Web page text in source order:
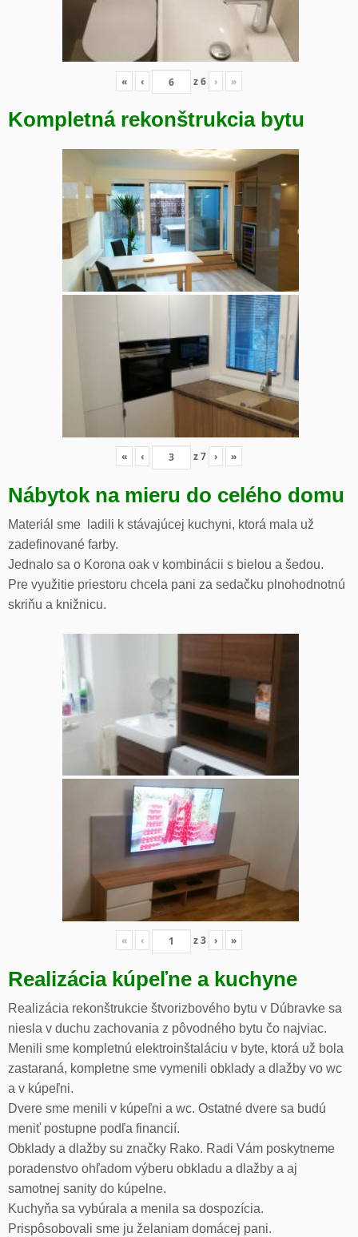
« ‹ z6 › »
Kompletná rekonštrukcia bytu
« ‹ z7 › »
Nábytok na mieru do celého domu
Materiál sme ladili k stávajúcej kuchyni, ktorá mala už
zadefinované farby.
Jednalo sa o Korona oak v kombinácii s bielou a šedou.
Pre využitie priestoru chcela pani za sedačku plnohodnotnú
skriňu a knižnicu.
« ‹ z3 › »
Realizácia kúpeľne a kuchyne
Realizácia rekonštrukcie štvorizbového bytu v Dúbravke sa
niesla v duchu zachovania z pôvodného bytu čo najviac.
Menili sme kompletnú elektroinštaláciu v byte, ktorá už bola
zastaraná, kompletne sme vymenili obklady a dlažby vo wc
a v kúpeľni.
Dvere sme menili v kúpeľni a wc. Ostatné dvere sa budú
meniť postupne podľa financií.
Obklady a dlažby su značky Rako. Radi Vám poskytneme
poradenstvo ohľadom výberu obkladu a dlažby a aj
samotnej sanity do kúpelne.
Kuchyňa sa vybúrala a menila sa dospozícia.
Prispôsobovali sme ju želaniam domácej pani.